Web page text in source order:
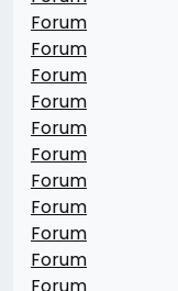
Forum
Forum
Forum
Forum
Forum
Forum
Forum
Forum
Forum
Forum